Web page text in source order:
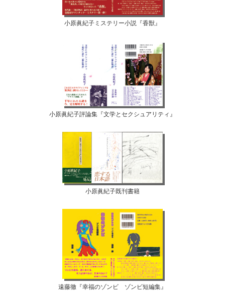
小原眞紀子ミステリー小説『香獣』
小原眞紀子評論集『文学とセクシュアリティ』
小原眞紀子既刊書籍
遠藤徹『幸福のゾンビ ゾンビ短編集』